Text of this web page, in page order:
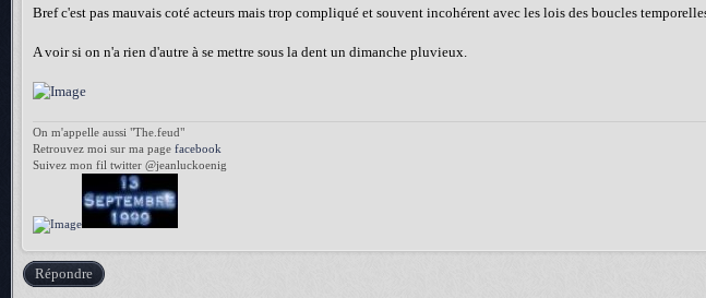
Bref c'est pas mauvais coté acteurs mais trop compliqué et souvent incohérent avec les lois des boucles
A voir si on n'a rien d'autre à se mettre sous la dent un dimanche pluvieux.
On m'appelle aussi "The.feud"
Retrouvez moi sur ma page facebook
Suivez mon fil twitter @jeanluckoenig
Répondre